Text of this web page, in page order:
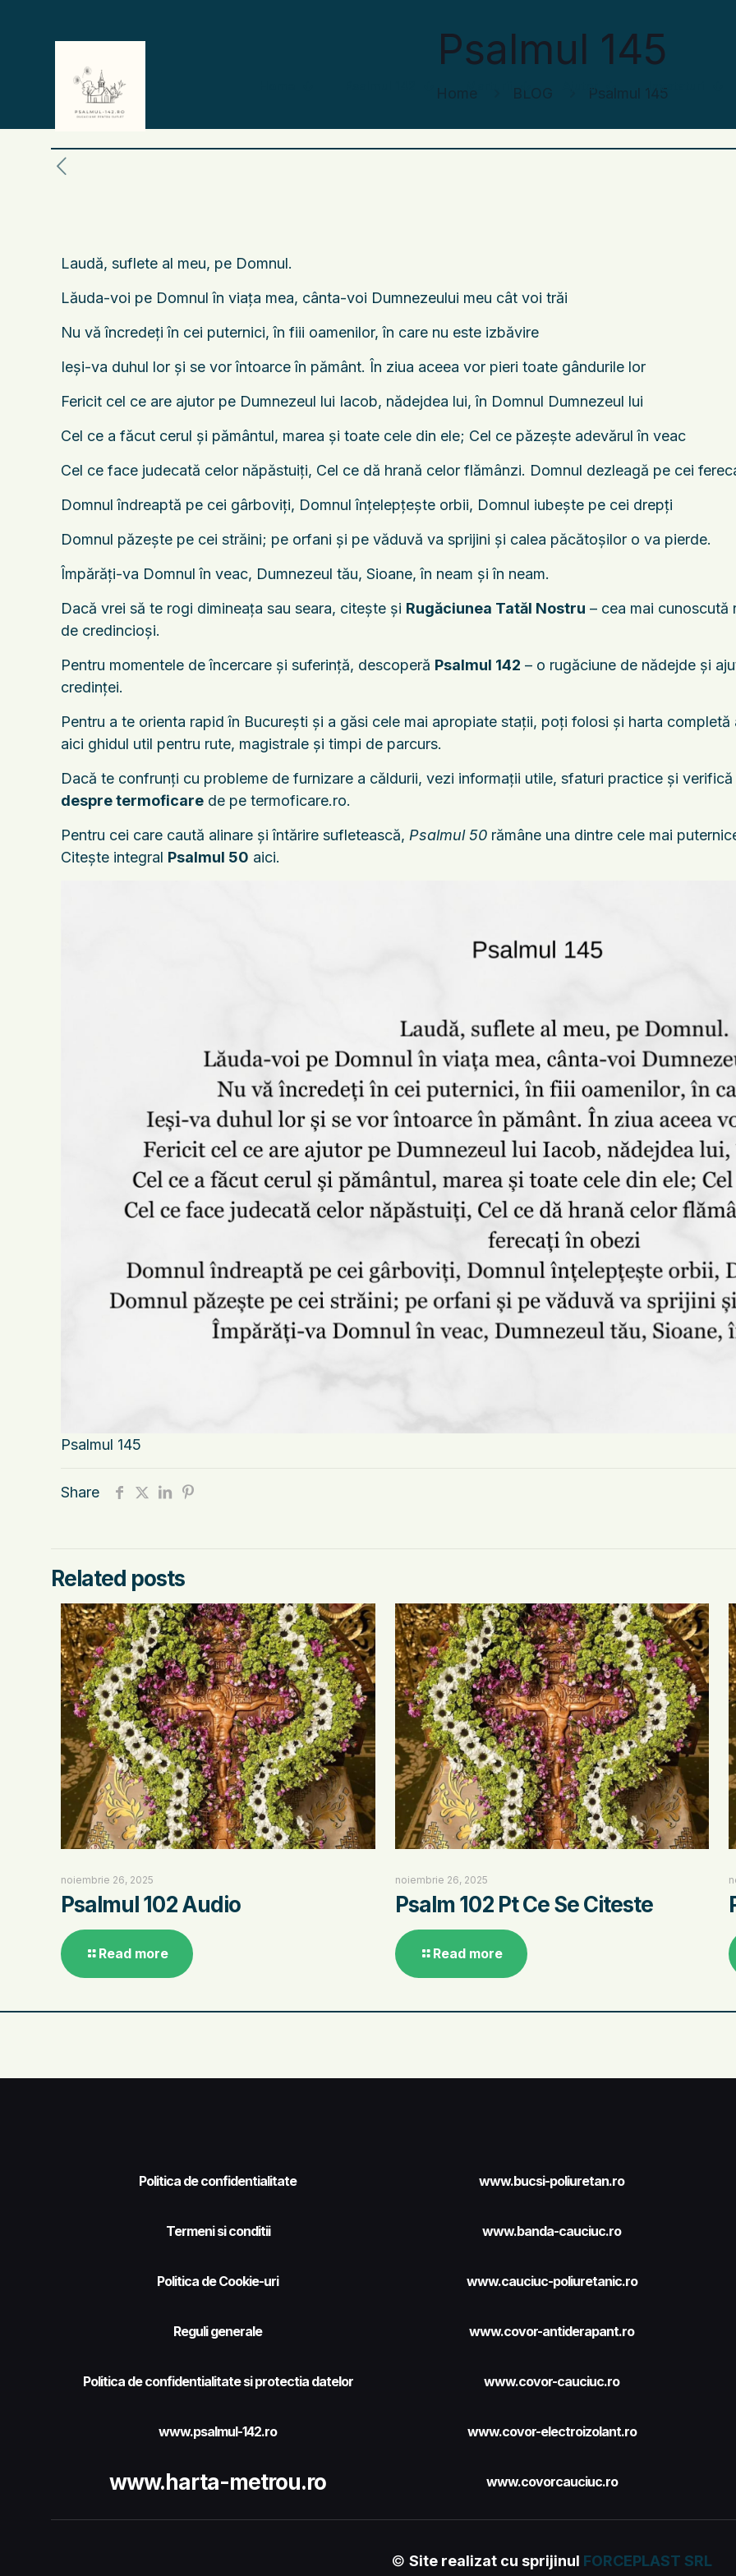
Ajutor Invataturi
Psalmul 145
Home BLOG Psalmul 145
Laudă, suflete al meu, pe Domnul.
Lăuda-voi pe Domnul în viaţa mea, cânta-voi Dumnezeului meu cât voi trăi
Nu vă încredeţi în cei puternici, în fiii oamenilor, în care nu este izbăvire
Ieşi-va duhul lor şi se vor întoarce în pământ. În ziua aceea vor pieri toate gândurile lor
Fericit cel ce are ajutor pe Dumnezeul lui Iacob, nădejdea lui, în Domnul Dumnezeul lui
Cel ce a făcut cerul şi pământul, marea şi toate cele din ele; Cel ce păzeşte adevărul în veac
Cel ce face judecată celor năpăstuiţi, Cel ce dă hrană celor flămânzi. Domnul dezleagă pe cei
Domnul îndreaptă pe cei gârboviţi, Domnul înţelepţeşte orbii, Domnul iubeşte pe cei drepţi
Domnul păzeşte pe cei străini; pe orfani şi pe văduvă va sprijini şi calea păcătoşilor o va pierde.
Împărăţi-va Domnul în veac, Dumnezeul tău, Sioane, în neam şi în neam.
Dacă vrei să te rogi dimineața sau seara, citește și Rugăciunea Tatăl Nostru – cea mai cunoscută
de credincioși.
Pentru momentele de încercare și suferință, descoperă Psalmul 142 – o rugăciune de nădejde și
credinței.
Pentru a te orienta rapid în București și a găsi cele mai apropiate stații, poți folosi și harta
aici ghidul util pentru rute, magistrale și timpi de parcurs.
Dacă te confrunți cu probleme de furnizare a căldurii, vezi informații utile, sfaturi practice și
despre termoficare de pe termoficare.ro.
Pentru cei care caută alinare și întărire sufletească, Psalmul 50 rămâne una dintre cele mai
Citește integral Psalmul 50 aici.
Psalmul 145
Share
Related posts
noiembrie 26, 2025
Psalmul 102 Audio
Read more
noiembrie 26, 2025
Psalm 102 Pt Ce Se Citeste
Read more
Politica de confidentialitate
Termeni si conditii
Politica de Cookie-uri
Reguli generale
Politica de confidentialitate si protectia datelor
www.psalmul-142.ro
www.harta-metrou.ro
www.bucsi-poliuretan.ro
www.banda-cauciuc.ro
www.cauciuc-poliuretanic.ro
www.covor-antiderapant.ro
www.covor-cauciuc.ro
www.covor-electroizolant.ro
www.covorcauciuc.ro
© Site realizat cu sprijinul FORCEPLAST SRL